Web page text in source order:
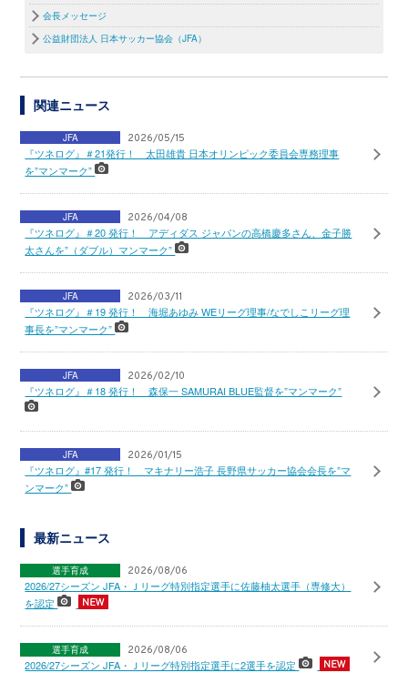
会長メッセージ
公益財団法人 日本サッカー協会（JFA）
関連ニュース
JFA 2026/05/15
『ツネログ』＃21発行！ 太田雄貴 日本オリンピック委員会専務理事
を”マンマーク”
JFA 2026/04/08
『ツネログ』＃20 発行！ アディダス ジャパンの高橋慶多さん、金子勝
太さんを”（ダブル）マンマーク”
JFA 2026/03/11
『ツネログ』＃19 発行！ 海堀あゆみ WEリーグ理事/なでしこリーグ理
事長を”マンマーク”
JFA 2026/02/10
『ツネログ』＃18 発行！ 森保一 SAMURAI BLUE監督を”マンマーク”
JFA 2026/01/15
『ツネログ』#17 発行！ マキナリー浩子 長野県サッカー協会会長を”マ
ンマーク”
最新ニュース
選手育成 2026/08/06
2026/27シーズン JFA・Ｊリーグ特別指定選手に佐藤柚太選手（専修大）
を認定
選手育成 2026/08/06
2026/27シーズン JFA・Ｊリーグ特別指定選手に2選手を認定